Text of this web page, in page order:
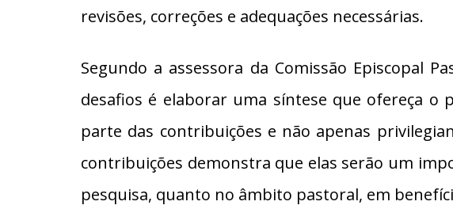
revisões, correções e adequações necessárias.
Segundo a assessora da Comissão Episcopal
desafios é elaborar uma síntese que ofereça o
parte das contribuições e não apenas
contribuições demonstra que elas serão um
pesquisa, quanto no âmbito pastoral, em